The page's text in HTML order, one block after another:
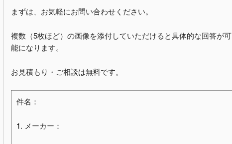
まずは、お気軽にお問い合わせください。
複数（5枚ほど）の画像を添付していただけると具体的な回答が可
能になります。
お見積もり・ご相談は無料です。
件名：
1. メーカー：